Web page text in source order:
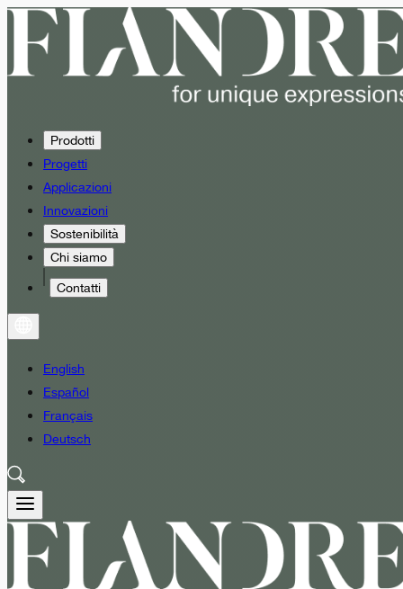
Prodotti
Progetti
Applicazioni
Innovazioni
Sostenibilità
Chi siamo
Contatti
English
Español
Français
Deutsch